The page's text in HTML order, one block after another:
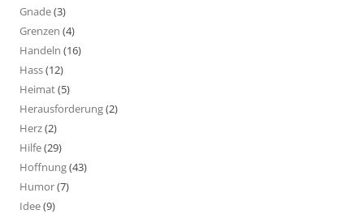
Gnade(3)
Grenzen (4)
Handeln (16)
Hass(12)
Heimat(5)
Herausforderung(2)
Herz(2)
Hilfe(29)
Hoffnung(43)
Humor(7)
Idee(9)